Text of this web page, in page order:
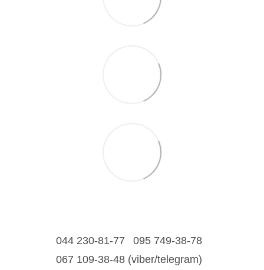
044 230-81-77
095 749-38-78
067 109-38-48 (viber/telegram)